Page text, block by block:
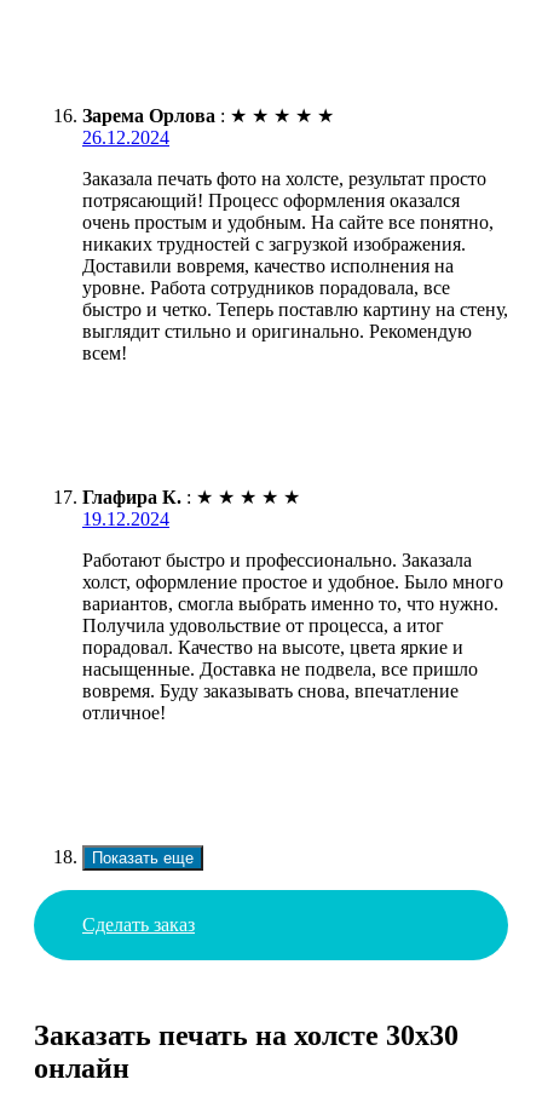
Зарема Орлова : ★ ★ ★ ★ ★
26.12.2024
Заказала печать фото на холсте, результат просто
потрясающий! Процесс оформления оказался
очень простым и удобным. На сайте все понятно,
никаких трудностей с загрузкой изображения.
Доставили вовремя, качество исполнения на
уровне. Работа сотрудников порадовала, все
быстро и четко. Теперь поставлю картину на стену,
выглядит стильно и оригинально. Рекомендую
всем!
Глафира К. : ★ ★ ★ ★ ★
19.12.2024
Работают быстро и профессионально. Заказала
холст, оформление простое и удобное. Было много
вариантов, смогла выбрать именно то, что нужно.
Получила удовольствие от процесса, а итог
порадовал. Качество на высоте, цвета яркие и
насыщенные. Доставка не подвела, все пришло
вовремя. Буду заказывать снова, впечатление
отличное!
Показать еще
Сделать заказ
Заказать печать на холсте 30х30
онлайн